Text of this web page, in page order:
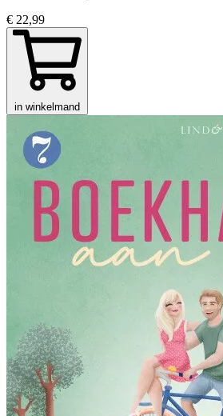
€ 22,99
in winkelmand